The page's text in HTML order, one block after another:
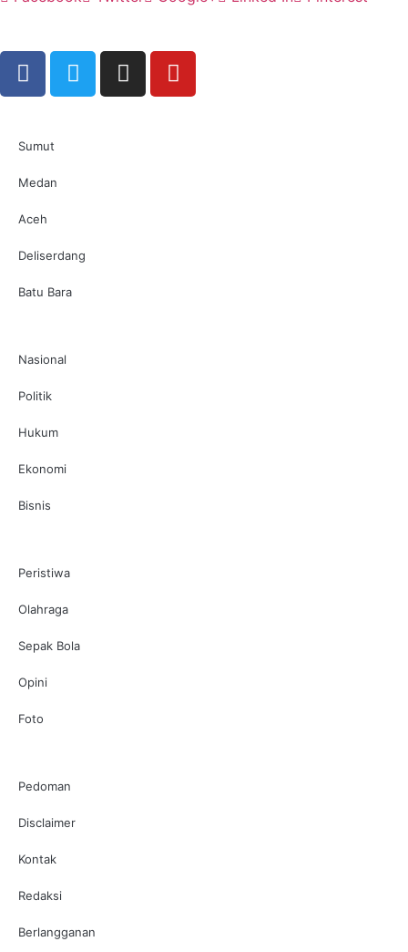
Sumut
Medan
Aceh
Deliserdang
Batu Bara
Nasional
Politik
Hukum
Ekonomi
Bisnis
Peristiwa
Olahraga
Sepak Bola
Opini
Foto
Pedoman
Disclaimer
Kontak
Redaksi
Berlangganan